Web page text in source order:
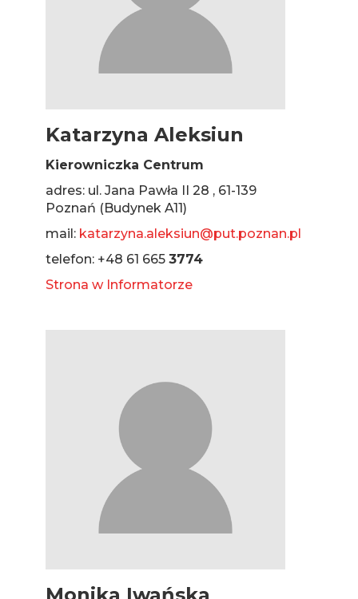
Katarzyna Aleksiun
Kierowniczka Centrum
adres: ul. Jana Pawła II 28 , 61-139
Poznań (Budynek A11)
mail: katarzyna.aleksiun@put.poznan.pl
telefon: +48 61 6653774
Strona w Informatorze